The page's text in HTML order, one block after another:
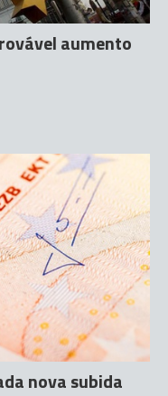
aumento
nova subida